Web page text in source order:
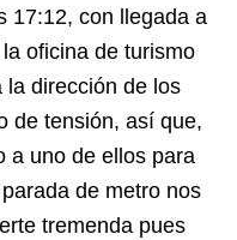
17:12, con llegada a
oficina de turismo
la dirección de los
de tensión, así que,
a uno de ellos para
de metro nos
tremenda pues